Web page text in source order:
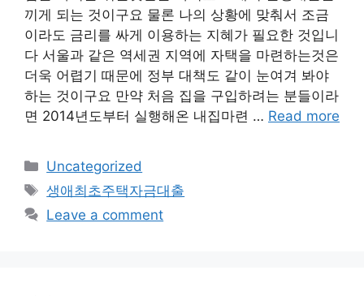
끼게 되는 것이구요 물론 나의 상황에 맞춰서 조금
이라도 금리를 싸게 이용하는 지혜가 필요한 것입니
다 서울과 같은 역세권 지역에 자택을 마련하는것은
더욱 어렵기 때문에 정부 대책도 같이 눈여겨 봐야
하는 것이구요 만약 처음 집을 구입하려는 분들이라
면 2014년도부터 실행해온 내집마련 … Read more
Categories
Uncategorized
Tags
생애최초주택자금대출
Leave a comment